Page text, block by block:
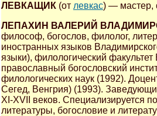
ЛЕВКАЩИК (от левкас) — мастер,
ЛЕПАХИН ВАЛЕРИЙ
философ, богослов, филолог,
иностранных языков
языки), филологический
православный богословский
филологических наук (1992).
Сегед, Венгрия) (1993).
XI-XVII веков. Специализируется
литературы, богословие и